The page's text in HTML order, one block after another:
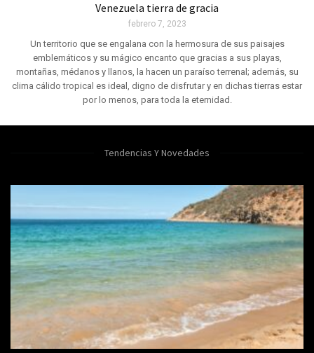
Venezuela tierra de gracia
febrero 7, 2023
Un territorio que se engalana con la hermosura de sus paisajes
emblemáticos y su mágico encanto que gracias a sus playas,
montañas, médanos y llanos, la hacen un paraíso terrenal; además, su
clima cálido tropical es ideal, digno de disfrutar y en dichas tierras estar
por lo menos, para toda la eternidad.
Tendencias Y Novedades